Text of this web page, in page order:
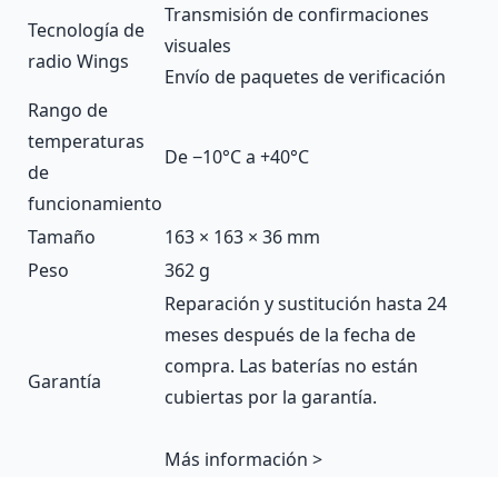
Tecnología de
radio Wings
Transmisión de confirmaciones
visuales
Envío de paquetes de verificación
Rango de
temperaturas
de
funcionamiento
De −10°С a +40°С
Tamaño
163 × 163 × 36 mm
Peso
362 g
Garantía
Reparación y sustitución hasta 24
meses después de la fecha de
compra. Las baterías no están
cubiertas por la garantía.
Más información >